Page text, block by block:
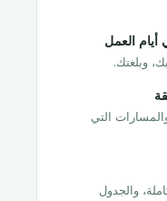
وبلغتك.
التي
والجدول